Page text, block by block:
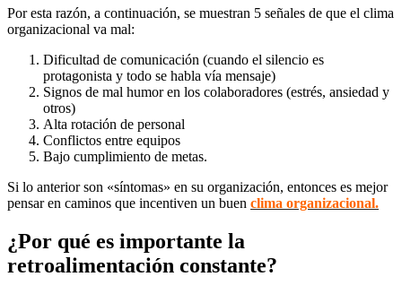
Por esta razón, a continuación, se muestran 5 señales de que el clima
organizacional va mal:
Dificultad de comunicación (cuando el silencio es
protagonista y todo se habla vía mensaje)
Signos de mal humor en los colaboradores (estrés, ansiedad y
otros)
Alta rotación de personal
Conflictos entre equipos
Bajo cumplimiento de metas.
Si lo anterior son «síntomas» en su organización, entonces es mejor
pensar en caminos que incentiven un buen clima organizacional.
¿Por qué es importante la
retroalimentación constante?